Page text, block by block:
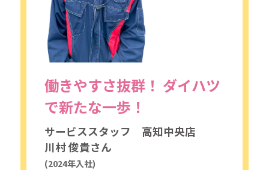
働きやすさ抜群！ ダイハツ
で新たな一歩！
サービススタッフ 高知中央店
川村 俊貴さん
(2024年入社)